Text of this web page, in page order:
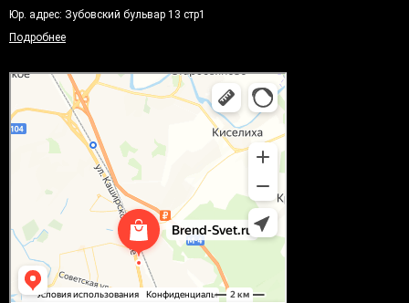
Юр. адрес: Зубовский бульвар 13 стр1
Подробнее